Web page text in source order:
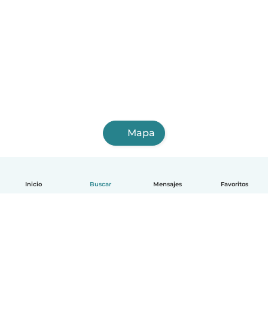
Inicio Buscar Mensajes Favoritos
Mapa